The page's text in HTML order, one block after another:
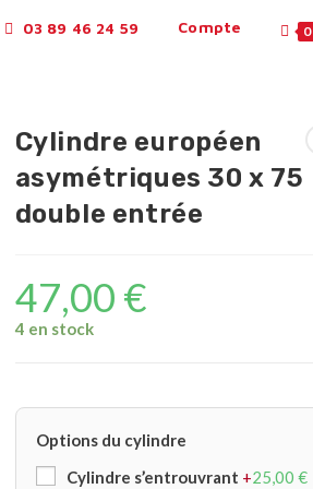
03 89 46 24 59 Compte 0
Cylindre européen
asymétriques 30 x 75
double entrée
47,00 €
4 en stock
Options du cylindre
Cylindre s’entrouvrant +25,00 €